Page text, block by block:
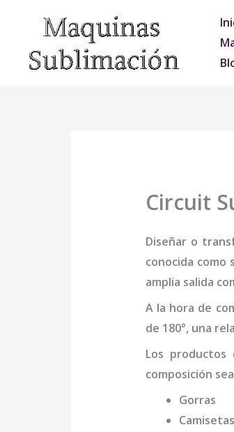
contenido
Circuit
Diseñar o
conocida
amplia salida
A la hora de
de 180°, una
Los productos
composición
Gorras
Camisetas